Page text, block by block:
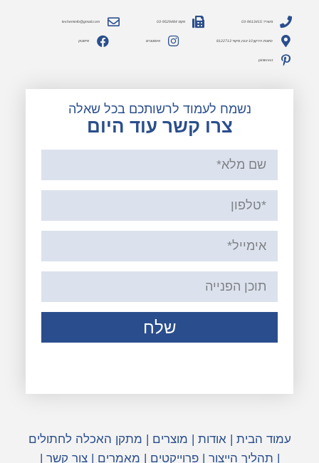
משרד: 03-9613415 פקס: 03-9529484 lesheminfo@gmail.com
כתובת: הירקון 10 יבנה, מיקוד 8122713 אינסטגרם פייסבוק
pinterest
נשמח לעמוד לרשותכם בכל שאלה
צרו קשר עוד היום
שלח
עמוד הבית | אודות | מוצרים | מתקן האכלה לחתולים
| תהליך הייצור |פרוייקטים | מאמרים |צור קשר |